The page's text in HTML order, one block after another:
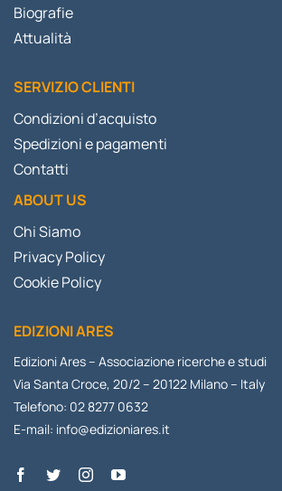
Biografie
Attualità
SERVIZIO CLIENTI
Condizioni d’acquisto
Spedizioni e pagamenti
Contatti
ABOUT US
Chi Siamo
Privacy Policy
Cookie Policy
EDIZIONI ARES
Edizioni Ares – Associazione ricerche e studi
Via Santa Croce, 20/2 – 20122 Milano – Italy
Telefono: 02 8277 0632
E-mail: info@edizioniares.it